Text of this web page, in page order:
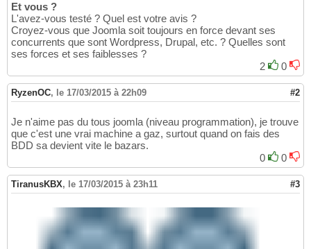
Et vous ?
L'avez-vous testé ? Quel est votre avis ?
Croyez-vous que Joomla soit toujours en force devant ses
concurrents que sont Wordpress, Drupal, etc. ? Quelles sont
ses forces et ses faiblesses ?
2
0
RyzenOC, le 17/03/2015 à 22h09 #2
Je n'aime pas du tous joomla (niveau programmation), je trouve
que c'est une vrai machine a gaz, surtout quand on fais des
BDD sa devient vite le bazars.
0
0
TiranusKBX, le 17/03/2015 à 23h11 #3